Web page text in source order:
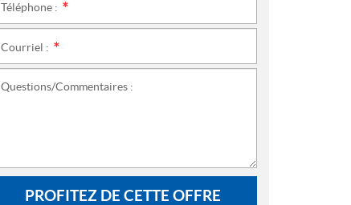
Téléphone :
Courriel :
Questions/Commentaires :
PROFITEZ DE CETTE OFFRE